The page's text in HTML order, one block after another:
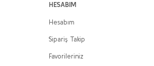
HESABIM
Hesabım
Sipariş Takip
Favorileriniz